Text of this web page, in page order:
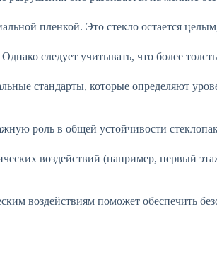
пленкой. Это стекло остается
следует учитывать, что более
стандарты, которые определяют
роль в общей устойчивости
воздействий (например, первый
воздействиям поможет обеспечить